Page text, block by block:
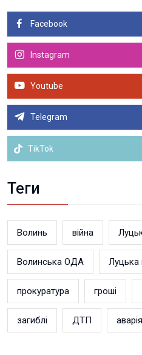
Facebook
Instagram
Youtube
Telegram
TikTok
Теги
Волинь війна
Волинська ОДА Луцька
прокуратура гроші
загиблі ДТП аварія